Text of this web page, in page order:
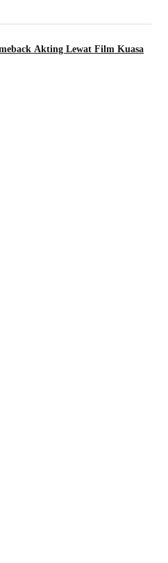
Akting Lewat Film Kuasa